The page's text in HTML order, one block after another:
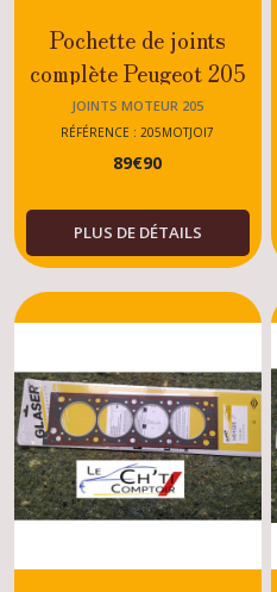
Pochette de joints
complète Peugeot 205
Rallye
JOINTS MOTEUR 205
RÉFÉRENCE : 205MOTJOI7
89€90
PLUS DE DÉTAILS